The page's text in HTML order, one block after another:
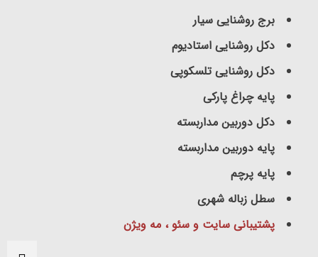
برج روشنایی سیار
دکل روشنایی استادیوم
دکل روشنایی تلسکوپی
پایه چراغ پارکی
دکل دوربین مداربسته
پایه دوربین مداربسته
پایه پرچم
سطل زباله شهری
پشتیبانی سایت و سئو ، مه ویژن